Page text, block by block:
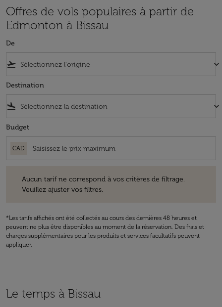
Offres de vols populaires à partir de
Edmonton à Bissau
De
flight_takeoff keyboard_arrow_down
Destination
flight_land keyboard_arrow_down
Budget
CAD
Aucun tarif ne correspond à vos critères de filtrage.
Veuillez ajuster vos filtres.
*Les tarifs affichés ont été collectés au cours des dernières 48 heures et
peuvent ne plus être disponibles au moment de la réservation. Des frais et
charges supplémentaires pour les produits et services facultatifs peuvent
appliquer.
Le temps à Bissau